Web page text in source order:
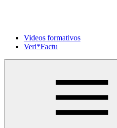
Videos formativos
Veri*Factu